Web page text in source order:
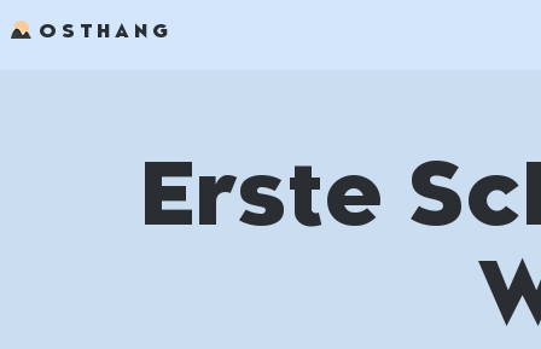
OSTHANG
Erste